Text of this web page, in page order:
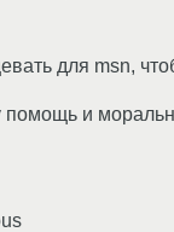
для msn,
и